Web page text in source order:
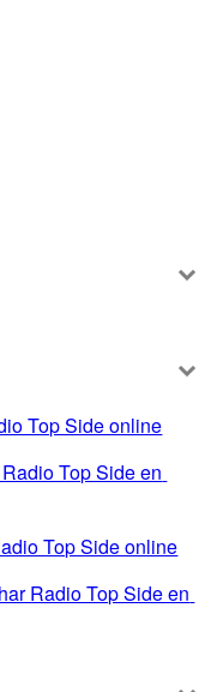
Top Side online
Top Side en
Top Side online
Radio Top Side en